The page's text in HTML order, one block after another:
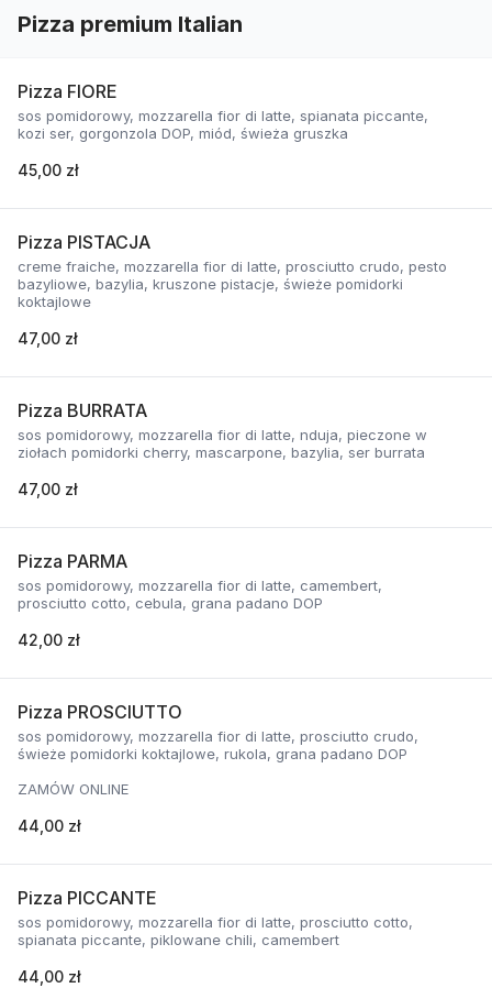
Pizza premium Italian
Pizza FIORE
sos pomidorowy, mozzarella fior di latte, spianata piccante,
kozi ser, gorgonzola DOP, miód, świeża gruszka
45,00 zł
Pizza PISTACJA
creme fraiche, mozzarella fior di latte, prosciutto crudo, pesto
bazyliowe, bazylia, kruszone pistacje, świeże pomidorki
koktajlowe
47,00 zł
Pizza BURRATA
sos pomidorowy, mozzarella fior di latte, nduja, pieczone w
ziołach pomidorki cherry, mascarpone, bazylia, ser burrata
47,00 zł
Pizza PARMA
sos pomidorowy, mozzarella fior di latte, camembert,
prosciutto cotto, cebula, grana padano DOP
42,00 zł
Pizza PROSCIUTTO
sos pomidorowy, mozzarella fior di latte, prosciutto crudo,
świeże pomidorki koktajlowe, rukola, grana padano DOP
ZAMÓW ONLINE
44,00 zł
Pizza PICCANTE
sos pomidorowy, mozzarella fior di latte, prosciutto cotto,
spianata piccante, piklowane chili, camembert
44,00 zł